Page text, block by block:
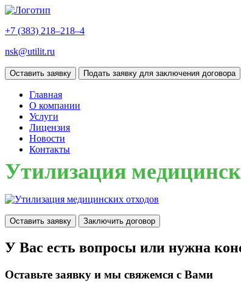
+7 (383) 218–218–4
nsk@utilit.ru
Оставить заявку Подать заявку для заключения договора
Главная
О компании
Услуги
Лицензия
Новости
Контакты
Утилизация
Оставить заявку Заключить договор
У Вас есть вопросы или нужна
Оставьте заявку и мы свяжемся с Вами